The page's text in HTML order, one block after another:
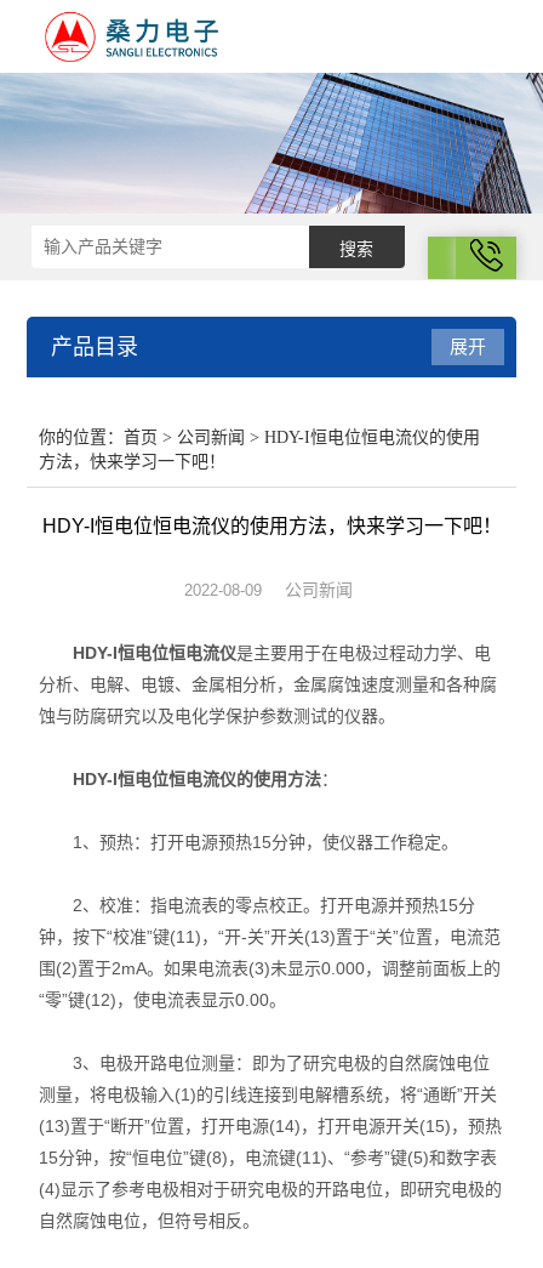
拨号
产品目录
电化学
表面性质与胶体化学部分
仪器仪表
展开
你的位置：首页 > 公司新闻 > HDY-I恒电位恒电流仪的使用
方法，快来学习一下吧！
HDY-I恒电位恒电流仪的使用方法，快来学习一下吧！
2022-08-09 公司新闻
HDY-I恒电位恒电流仪是主要用于在电极过程动力学、电
分析、电解、电镀、金属相分析，金属腐蚀速度测量和各种腐
蚀与防腐研究以及电化学保护参数测试的仪器。
HDY-I恒电位恒电流仪的使用方法：
1、预热：打开电源预热15分钟，使仪器工作稳定。
2、校准：指电流表的零点校正。打开电源并预热15分
钟，按下“校准”键(11)，“开-关”开关(13)置于“关”位置，电流范
围(2)置于2mA。如果电流表(3)未显示0.000，调整前面板上的
“零”键(12)，使电流表显示0.00。
3、电极开路电位测量：即为了研究电极的自然腐蚀电位
测量，将电极输入(1)的引线连接到电解槽系统，将“通断”开关
(13)置于“断开”位置，打开电源(14)，打开电源开关(15)，预热
15分钟，按“恒电位”键(8)，电流键(11)、“参考”键(5)和数字表
(4)显示了参考电极相对于研究电极的开路电位，即研究电极的
自然腐蚀电位，但符号相反。